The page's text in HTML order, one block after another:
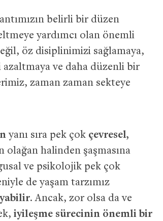
belirli bir düzen
yardımcı olan önemli
öz disiplinimizi sağlamaya,
ve daha düzenli bir
zaman zaman sekteye
yanı sıra pek çok çevresel,
olağan halinden şaşmasına
ve psikolojik pek çok
de yaşam tarzımız
. Ancak, zor olsa da ve
iyileşme sürecinin önemli bir